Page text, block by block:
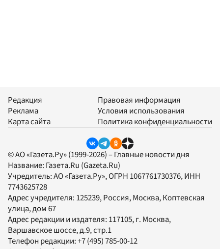
Редакция
Реклама
Карта сайта
Правовая информация
Условия использования
Политика конфиденциальности
© АО «Газета.Ру» (1999-2026) – Главные новости дня
Название: Газета.Ru (Gazeta.Ru)
Учредитель:АО «Газета.Ру», ОГРН 1067761730376, ИНН
7743625728
Адрес учредителя: 125239, Россия, Москва, Коптевская
улица, дом 67
Адрес редакции и издателя: 117105, г. Москва,
Варшавское шоссе, д.9, стр.1
Телефон редакции:+7 (495) 785-00-12